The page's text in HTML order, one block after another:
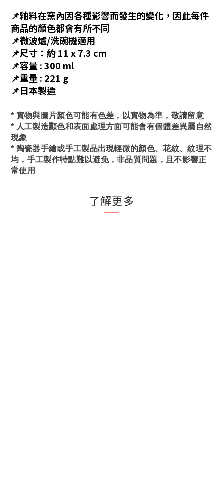
📌釉料在窯內因各種影響而發生的變化 ， 因此每件
商品的顏色都會有所不同
📌微波爐/洗碗機適用
📌尺寸： 約 11 x 7.3 cm
📌容量 : 300 ml
📌重量 : 221 g
📌日本製造
* 實物與圖片顏色可能有色差，以實物為準，敬請留意
* 人工製造顯色和表面處理方面可能會有個體差異屬自然
現象
* 陶瓷器手繪或手工製品出現輕微的顏色、花紋、紋理不
均，手工製作特點難以避免，非品質問題，且不影響正
常使用
了解更多